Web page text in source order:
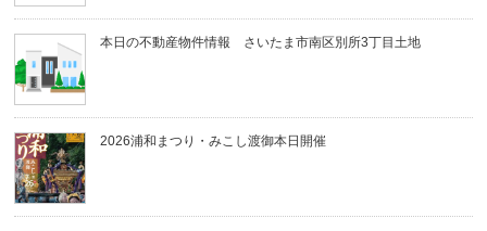
本日の不動産物件情報 さいたま市南区別所3丁目土地
2026浦和まつり・みこし渡御本日開催